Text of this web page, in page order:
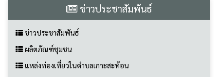
ผลิตภัณฑ์ชุมชน
แหล่งท่องเที่ยวในตำบลเกาะสะท้อน
ประกาศบริหารงานบุคคล
ศูนย์ประสานงานเลือกตั้งท้องถิ่น
ประกาศกิจการสภาท้องถิ่น